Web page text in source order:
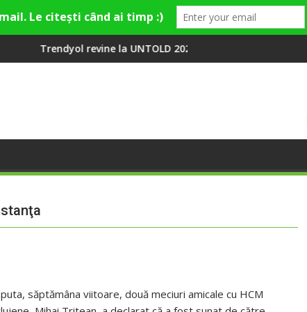
la UNTOLD 2026: Colecții capsulă lansate cu Gina,
Peste 100 000
săptămâna viitoare, două meciuri amicale cu HCM